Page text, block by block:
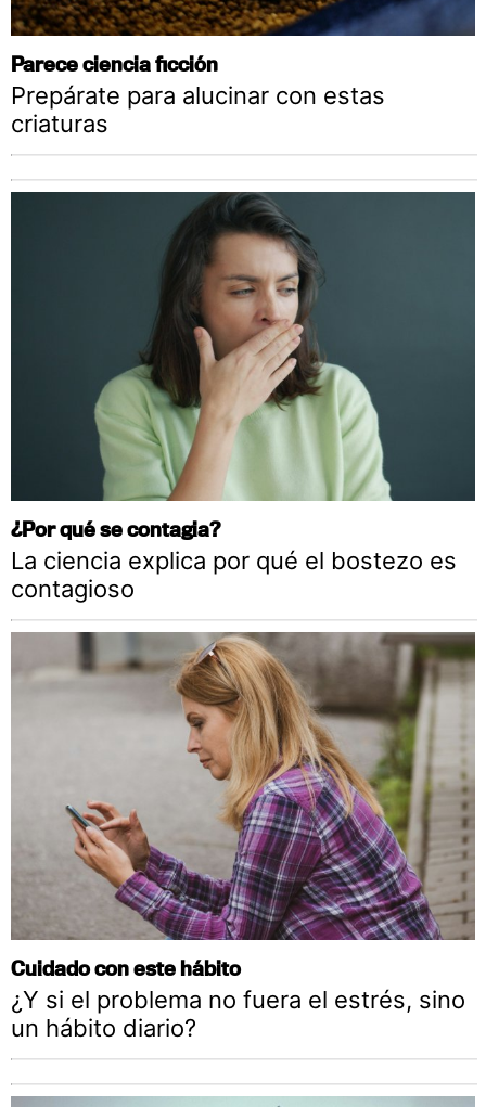
Parece ciencia ficción
Prepárate para alucinar con estas
criaturas
¿Por qué se contagia?
La ciencia explica por qué el bostezo es
contagioso
Cuidado con este hábito
¿Y si el problema no fuera el estrés, sino
un hábito diario?